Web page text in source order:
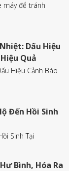
máy để tránh
Dấu Hiệu
Quả
Hiệu Cảnh Báo
Đến Hồi Sinh
Sinh Tại
Bình, Hóa Ra